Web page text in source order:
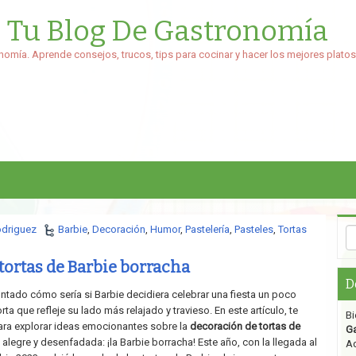
Tu Blog De Gastronomía
Aprende consejos, trucos, tips para cocinar y hacer los mejores
Barbie, Decoración, Humor, Pastelería, Pasteles,Tortas
de Barbie borracha
cómo sería si Barbie decidiera celebrar una fiesta un poco
que refleje su lado más relajado y travieso. En este artículo, te
explorar ideas emocionantes sobre la decoración de tortas de
y desenfadada: ¡la Barbie borracha! Este año, con la llegada al